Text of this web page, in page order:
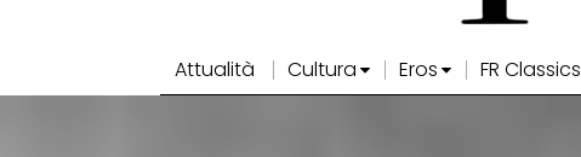
Attualità Cultura Eros FR Classics